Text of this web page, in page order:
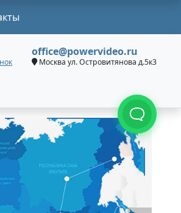
office@powervideo.ru
Москва ул. Островитянова д.5к3